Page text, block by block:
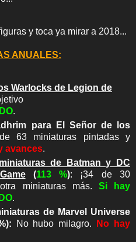
y toca ya mirar a 2018...
ANUALES:
Warlocks de Legion de
.
para El Señor de los
63 miniaturas pintadas y
avances.
de Batman y DC
(113 %): ¡34 de 30
miniaturas más. Si hay
.
de Marvel Universe
No hubo milagro.
No hay